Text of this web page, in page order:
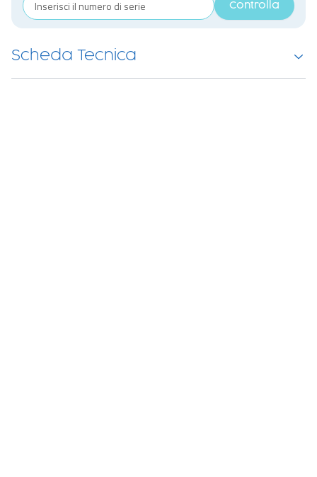
Controlla
Scheda Tecnica